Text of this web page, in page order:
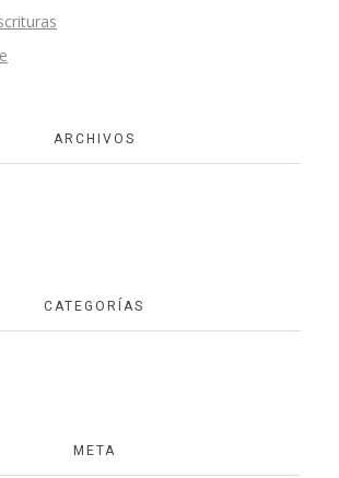
ARCHIVOS
CATEGORÍAS
META